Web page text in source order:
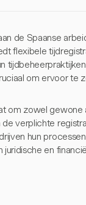
de Spaanse
flexibele
om ervoor te
om zowel gewone
verplichte
hun
en